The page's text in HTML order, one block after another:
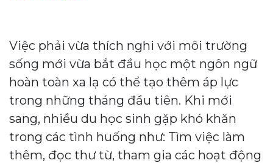
Việc phải vừa thích nghi với môi trường
sống mới vừa bắt đầu học một ngôn ngữ
hoàn toàn xa lạ có thể tạo thêm áp lực
trong những tháng đầu tiên. Khi mới
sang, nhiều du học sinh gặp khó khăn
trong các tình huống như: Tìm việc làm
thêm, đọc thư từ, tham gia các hoạt động